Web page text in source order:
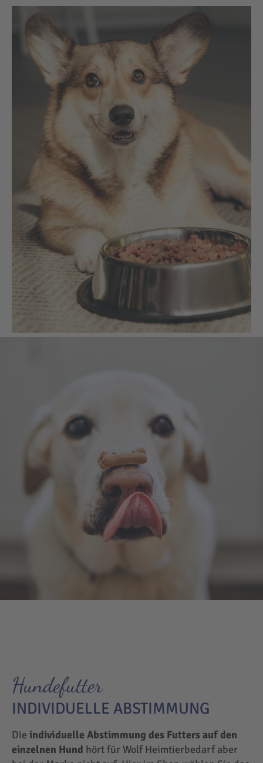
Hundefutter
INDIVIDUELLE ABSTIMMUNG
Die individuelle Abstimmung des Futters auf den
einzelnen Hund hört für Wolf Heimtierbedarf aber